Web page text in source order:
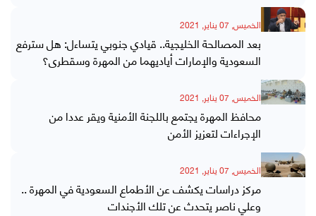
الخميس, 07 يناير, 2021
بعد المصالحة الخليجية.. قيادي جنوبي يتساءل: هل سترفع
السعودية والإمارات أياديهما من المهرة وسقطرى؟
الخميس, 07 يناير, 2021
محافظ المهرة يجتمع باللجنة الأمنية ويقر عددا من
الإجراءات لتعزيز الأمن
الخميس, 07 يناير, 2021
مركز دراسات يكشف عن الأطماع السعودية في المهرة ..
وعلي ناصر يتحدث عن تلك الأجندات